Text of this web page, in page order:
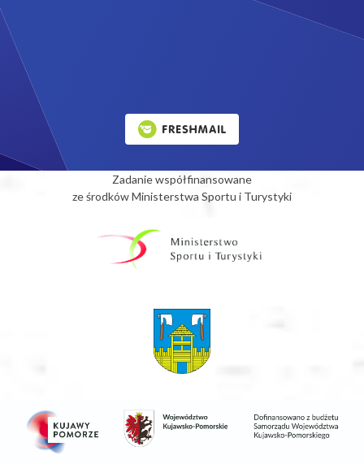
Zadanie współfinansowane
ze środków Ministerstwa Sportu i Turystyki